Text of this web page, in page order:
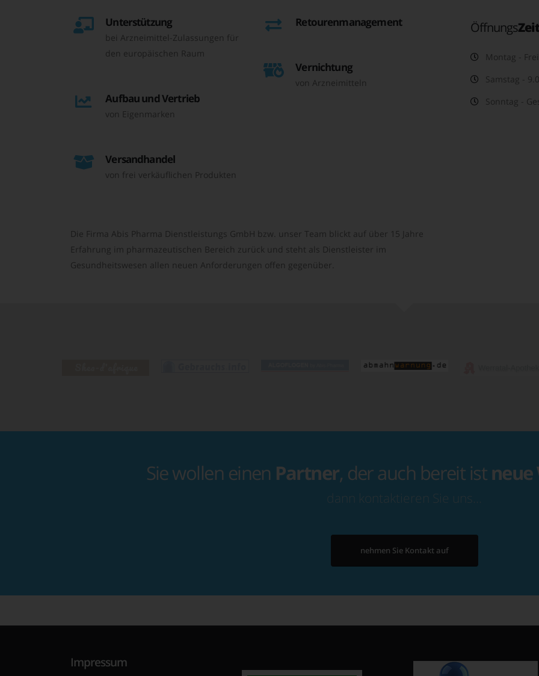
Unterstützung
bei Arzneimittel-Zulassungen für
den europäischen Raum
Aufbau und Vertrieb
von Eigenmarken
Versandhandel
von frei verkäuflichen Produkten
Retourenmanagement
Vernichtung
von Arzneimitteln
Die Firma Abis Pharma Dienstleistungs GmbH bzw. unser Team blickt auf über 15 Jahre
Erfahrung im pharmazeutischen Bereich zurück und steht als Dienstleister im
Gesundheitswesen allen neuen Anforderungen offen gegenüber.
Öffnungs
Montag -
Samstag -
Sonntag -
Sie wollen einen Partner, der auch bereit ist neue
dann kontaktieren Sie uns…
nehmen Sie Kontakt auf
Impressum